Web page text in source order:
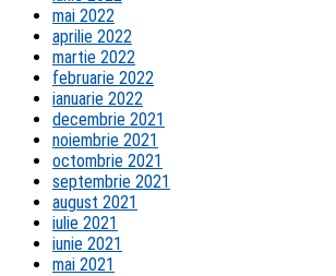
mai 2022
aprilie 2022
martie 2022
februarie 2022
ianuarie 2022
decembrie 2021
noiembrie 2021
octombrie 2021
septembrie 2021
august 2021
iulie 2021
iunie 2021
mai 2021